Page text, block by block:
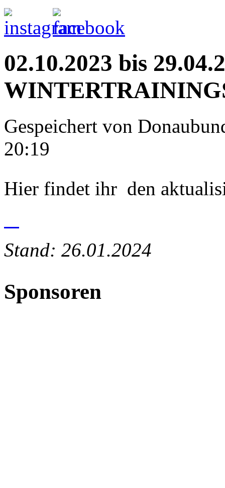
02.10.2023 bis
Gespeichert von
20:19
Hier findet ihr den
Stand: 26.01.2024
Sponsoren